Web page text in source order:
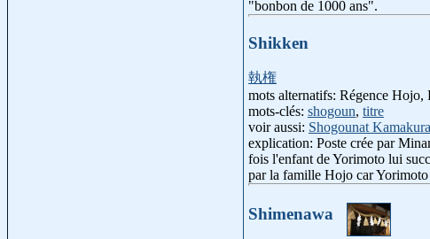
"bonbon de 1000 ans".
Shikken
執権
mots alternatifs: Régence Hojo,
mots-clés: shogoun, titre
voir aussi: Shogounat Kamakura
explication: Poste crée par
fois l'enfant de Yorimoto lui
par la famille Hojo car
Shimenawa